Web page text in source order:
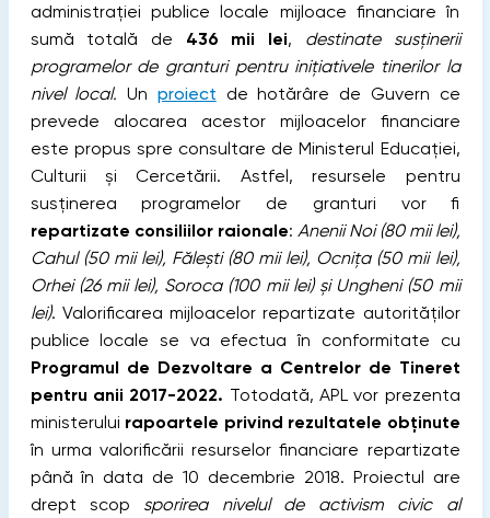
administrației publice locale mijloace financiare în
sumă totală de 436 mii lei, destinate susținerii
programelor de granturi pentru inițiativele tinerilor la
nivel local. Un proiect de hotărâre de Guvern ce
prevede alocarea acestor mijloacelor financiare
este propus spre consultare de Ministerul Educației,
Culturii și Cercetării. Astfel, resursele pentru
susținerea programelor de granturi vor fi
repartizate consiliilor raionale: Anenii Noi (80 mii lei),
Cahul (50 mii lei), Fălești (80 mii lei), Ocnița (50 mii lei),
Orhei (26 mii lei), Soroca (100 mii lei) și Ungheni (50 mii
lei). Valorificarea mijloacelor repartizate autorităților
publice locale se va efectua în conformitate cu
Programul de Dezvoltare a Centrelor de Tineret
pentru anii 2017-2022. Totodată, APL vor prezenta
ministerului rapoartele privind rezultatele obținute
în urma valorificării resurselor financiare repartizate
până în data de 10 decembrie 2018. Proiectul are
drept scop sporirea nivelul de activism civic al